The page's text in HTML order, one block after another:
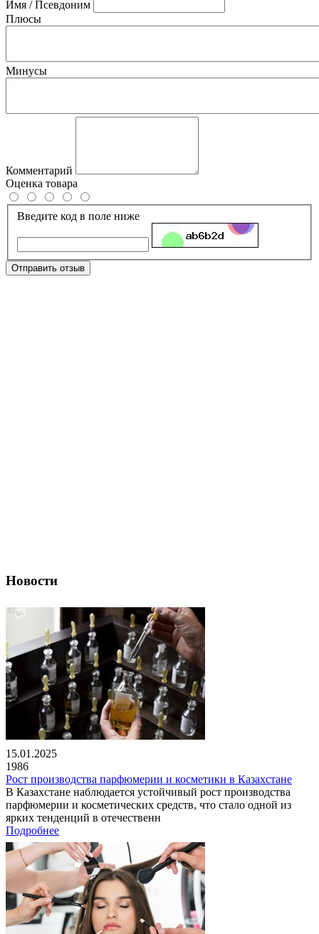
Имя / Псевдоним
Плюсы
Минусы
Комментарий
Оценка товара
Введите код в поле ниже
Отправить отзыв
Новости
15.01.2025
1986
Рост производства парфюмерии и косметики в Казахстане
В Казахстане наблюдается устойчивый рост производства
парфюмерии и косметических средств, что стало одной из
ярких тенденций в отечественн
Подробнее